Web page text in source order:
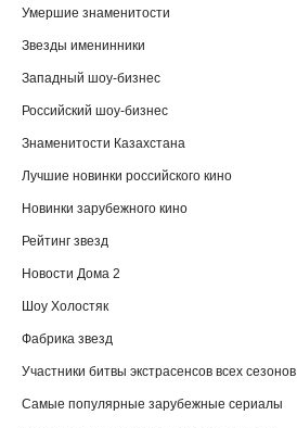
Умершие знаменитости
Звезды именинники
Западный шоу-бизнес
Российский шоу-бизнес
Знаменитости Казахстана
Лучшие новинки российского кино
Новинки зарубежного кино
Рейтинг звезд
Новости Дома 2
Шоу Холостяк
Фабрика звезд
Участники битвы экстрасенсов всех сезонов
Самые популярные зарубежные сериалы